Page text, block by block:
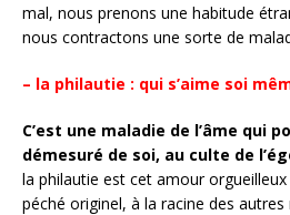
mal, nous prenons une habitude
nous contractons une sorte de
– la philautie : qui s’aime soi
C’est une maladie de l’âme qui
démesuré de soi, au culte de
la philautie est cet amour orgueilleux
péché originel, à la racine des